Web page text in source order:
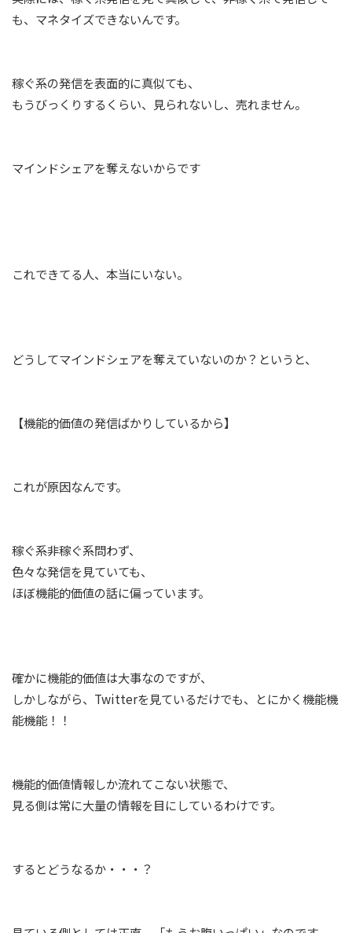
も、マネタイズできないんです。
稼ぐ系の発信を表面的に真似ても、
もうびっくりするくらい、見られないし、売れません。
マインドシェアを奪えないからです
これできてる人、本当にいない。
どうしてマインドシェアを奪えていないのか？というと、
【機能的価値の発信ばかりしているから】
これが原因なんです。
稼ぐ系非稼ぐ系問わず、
色々な発信を見ていても、
ほぼ機能的価値の話に偏っています。
確かに機能的価値は大事なのですが、
しかしながら、Twitterを見ているだけでも、とにかく機能機
能機能！！
機能的価値情報しか流れてこない状態で、
見る側は常に大量の情報を目にしているわけです。
するとどうなるか・・・？